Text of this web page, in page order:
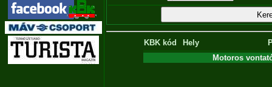
KBK kód Hely
Motoros